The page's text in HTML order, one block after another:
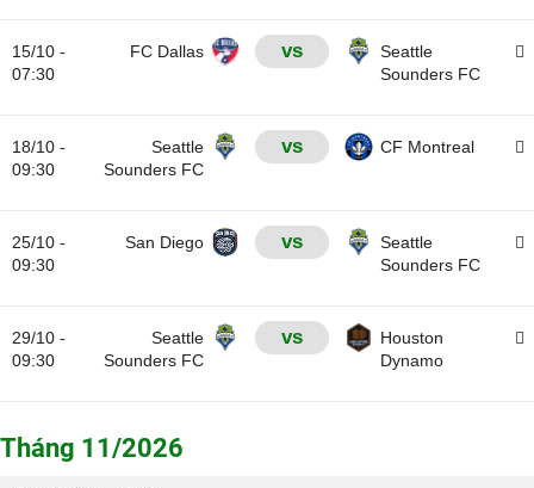
15/10 -
07:30
FC Dallas vs
Seattle
Sounders FC
18/10 -
09:30
Seattle
Sounders FC
vs CF Montreal
25/10 -
09:30
San Diego vs
Seattle
Sounders FC
29/10 -
09:30
Seattle
Sounders FC
vs
Houston
Dynamo
Tháng 11/2026